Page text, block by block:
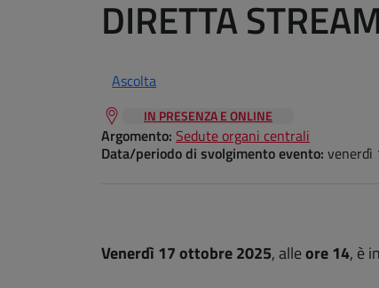
DIRETTA
Ascolta
IN PRESENZA E ONLINE
Argomento: Sedute organi centrali
Data/periodo di svolgimento evento: venerdì
Venerdì 17 ottobre 2025, alleore 14, è